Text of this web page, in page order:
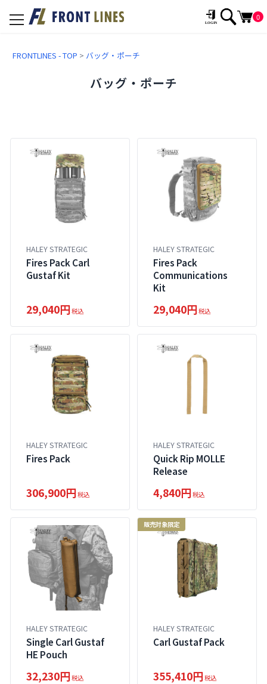
toggle
0
FRONTLINES - TOP > バッグ・ポーチ
バッグ・ポーチ
HALEY STRATEGIC
Fires Pack Carl
Gustaf Kit
29,040円税込
HALEY STRATEGIC
Fires Pack
Communications
Kit
29,040円税込
HALEY STRATEGIC
Fires Pack
306,900円税込
HALEY STRATEGIC
Quick Rip MOLLE
Release
4,840円税込
HALEY STRATEGIC
Single Carl Gustaf
HE Pouch
32,230円税込
販売対象限定
HALEY STRATEGIC
Carl Gustaf Pack
355,410円税込